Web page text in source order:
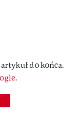
do końca.